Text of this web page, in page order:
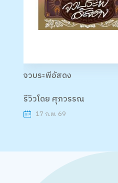
จวบระพีอัสดง
รีวิวโดย ศุภวรรณ
17 ก.พ. 69